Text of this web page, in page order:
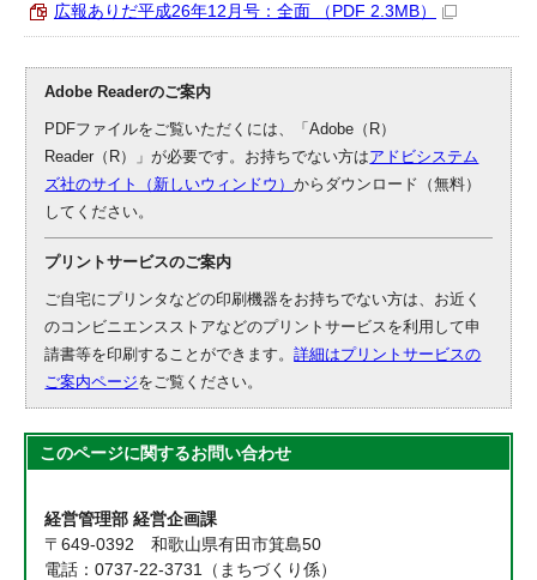
広報ありだ平成26年12月号：全面 （PDF 2.3MB）
Adobe Readerのご案内
PDFファイルをご覧いただくには、「Adobe（R）
Reader（R）」が必要です。お持ちでない方はアドビシステム
ズ社のサイト（新しいウィンドウ）からダウンロード（無料）
してください。
プリントサービスのご案内
ご自宅にプリンタなどの印刷機器をお持ちでない方は、お近く
のコンビニエンスストアなどのプリントサービスを利用して申
請書等を印刷することができます。詳細はプリントサービスの
ご案内ページをご覧ください。
このページに関するお問い合わせ
経営管理部 経営企画課
〒649-0392 和歌山県有田市箕島50
電話：0737-22-3731（まちづくり係）